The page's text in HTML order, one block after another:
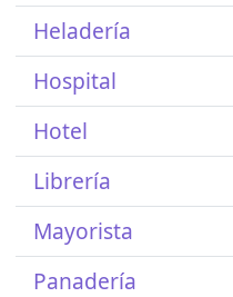
Heladería
Hospital
Hotel
Librería
Mayorista
Panadería